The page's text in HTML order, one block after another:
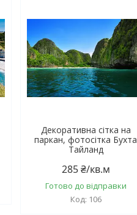
Декоративна сітка на
паркан, фотосітка Бухта
Тайланд
285 ₴/кв.м
Готово до відправки
106